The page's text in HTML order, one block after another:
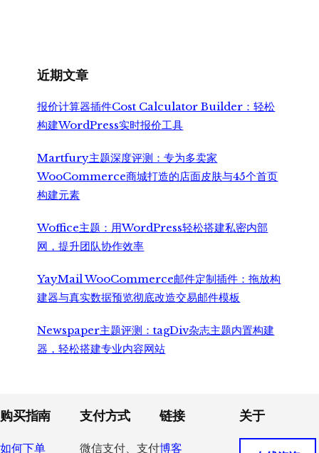
近期文章
报价计算器插件Cost Calculator Builder：轻松
构建WordPress实时报价工具
Martfury主题深度评测：专为多卖家
WooCommerce商城打造的店面皮肤与45个首页
构建元素
Woffice主题：用WordPress轻松搭建私密内部
网，提升团队协作效率
YayMail WooCommerce邮件定制插件：拖放构
建器与真实数据预览彻底改造交易邮件模板
Newspaper主题评测：tagDiv杂志主题内置构建
器，轻松搭建专业内容网站
Footer
购买指南
如何下单
支付方式
微信支付、支付
链接
博客
关于